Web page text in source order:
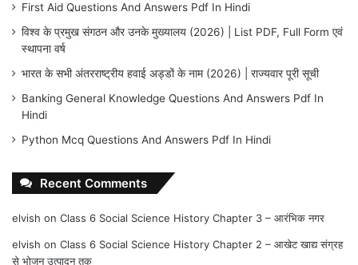
First Aid Questions And Answers Pdf In Hindi
विश्व के प्रमुख संगठन और उनके मुख्यालय (2026) | List PDF, Full Form एवं
स्थापना वर्ष
भारत के सभी अंतरराष्ट्रीय हवाई अड्डों के नाम (2026) | राज्यवार पूरी सूची
Banking General Knowledge Questions And Answers Pdf In
Hindi
Python Mcq Questions And Answers Pdf In Hindi
Recent Comments
elvish on Class 6 Social Science History Chapter 3 – आरंभिक नगर
elvish on Class 6 Social Science History Chapter 2 – आखेट खाद्य संग्रह
से भोजन उत्पादन तक